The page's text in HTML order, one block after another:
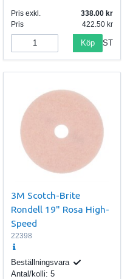
Pris exkl.
338.00
Pris
422.50
Köp ST
3M Scotch-Brite
Rondell 19" Rosa High-
Speed
22398
Beställningsvara
Antal/kolli: 5